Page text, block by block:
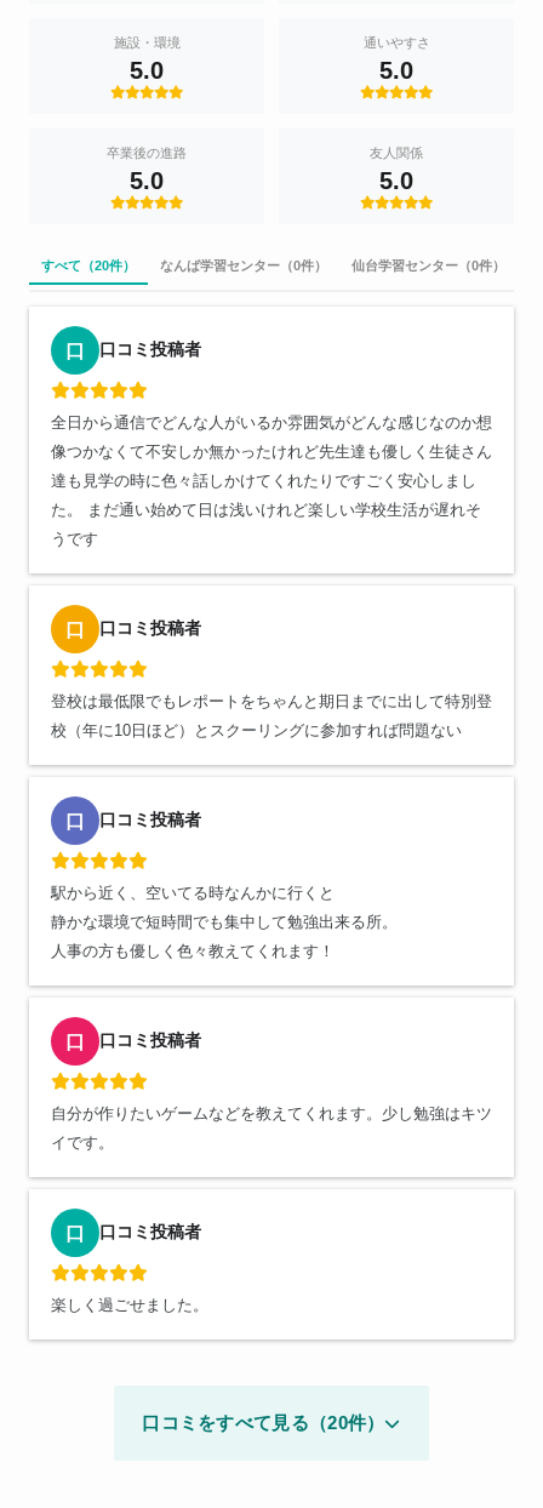
施設・環境
5.0
通いやすさ
5.0
卒業後の進路
5.0
友人関係
5.0
すべて（20件） なんば学習センター（0件） 仙台学習センター（0件）
口 口コミ投稿者
全日から通信でどんな人がいるか雰囲気がどんな感じなのか想
像つかなくて不安しか無かったけれど先生達も優しく生徒さん
達も見学の時に色々話しかけてくれたりですごく安心しまし
た。 まだ通い始めて日は浅いけれど楽しい学校生活が遅れそ
うです
口 口コミ投稿者
登校は最低限でもレポートをちゃんと期日までに出して特別登
校（年に10日ほど）とスクーリングに参加すれば問題ない
口 口コミ投稿者
駅から近く、空いてる時なんかに行くと
静かな環境で短時間でも集中して勉強出来る所。
人事の方も優しく色々教えてくれます！
口 口コミ投稿者
自分が作りたいゲームなどを教えてくれます。少し勉強はキツ
イです。
口 口コミ投稿者
楽しく過ごせました。
口コミをすべて見る（20件）